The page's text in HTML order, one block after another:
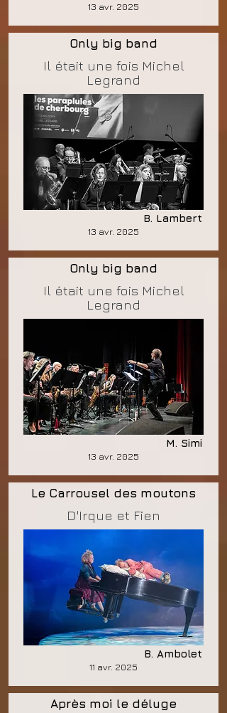
13 avr. 2025
Only big band
Il était une fois Michel
Legrand
B. Lambert
13 avr. 2025
Only big band
Il était une fois Michel
Legrand
M. Simi
13 avr. 2025
Le Carrousel des moutons
D'Irque et Fien
B. Ambolet
11 avr. 2025
Après moi le déluge